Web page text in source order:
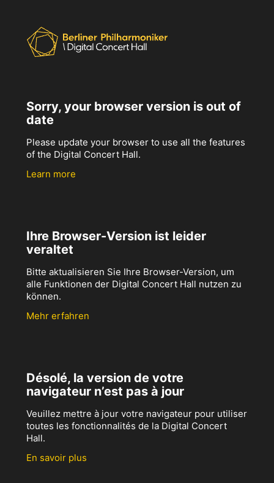
Sorry, your browser version is out of
date
Please update your browser to use all the features
of the Digital Concert Hall.
Learn more
Ihre Browser-Version ist leider
veraltet
Bitte aktualisieren Sie Ihre Browser-Version, um
alle Funktionen der Digital Concert Hall nutzen zu
können.
Mehr erfahren
Désolé, la version de votre
navigateur n’est pas à jour
Veuillez mettre à jour votre navigateur pour utiliser
toutes les fonctionnalités de la Digital Concert
Hall.
En savoir plus